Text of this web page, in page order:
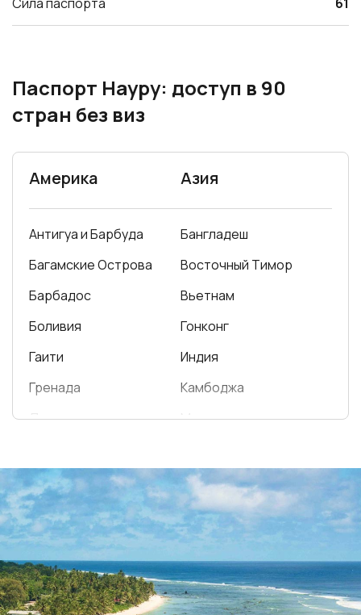
Паспорт Науру: доступ в 90
Америка
Антигуа и Барбуда
Барбадос
Боливия
Гаити
Гренада
Доминика
Доминиканская
Куба
Никарагуа
Панама
Перу
Сент-Винсент и
Гренадины
Бангладеш
Вьетнам
Гонконг
Индия
Камбоджа
Макао
Малайзия
Мальдивы
Республика Корея
Сингапур
Таиланд
Тайвань
Узбекистан